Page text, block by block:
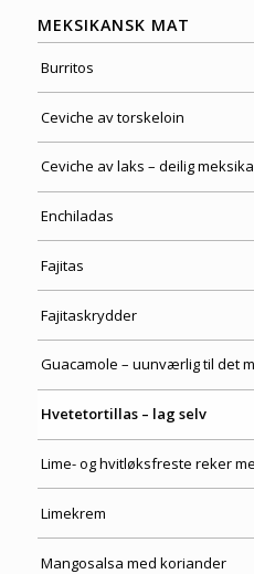
MEKSIKANSK MAT
Burritos
Ceviche av torskeloin
Ceviche av laks – deilig
Enchiladas
Fajitas
Fajitaskrydder
Guacamole – uunværlig til det
Hvetetortillas – lag selv
Lime- og hvitløksfreste reker
Limekrem
Mangosalsa med koriander